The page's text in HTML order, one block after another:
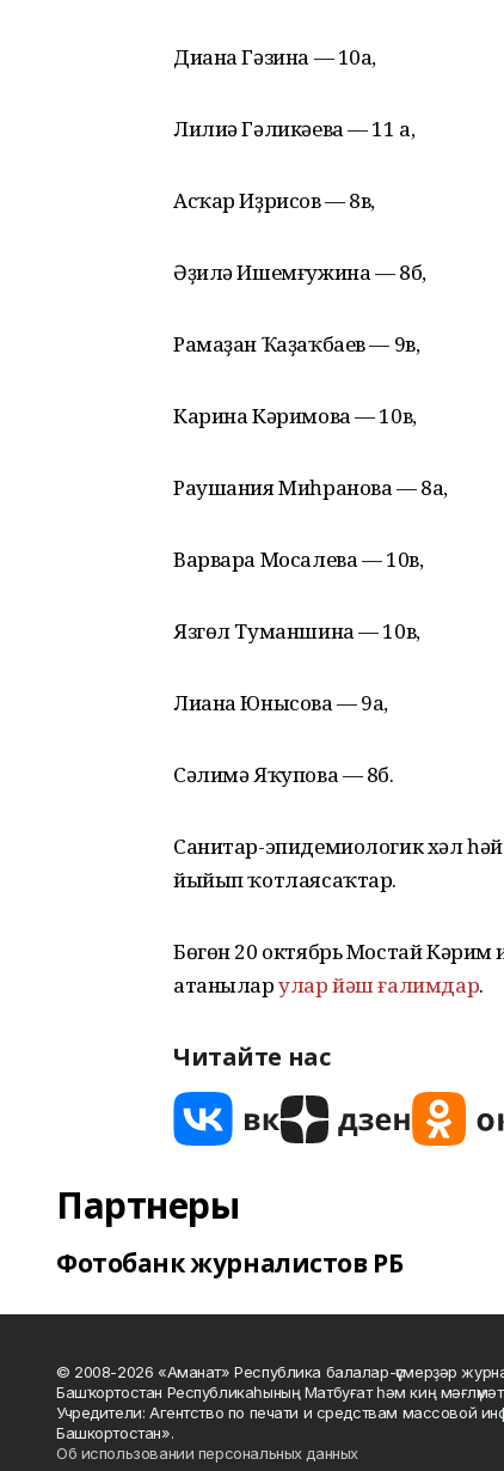
Диана Гәзина — 10а,
Лилиә Гәликәева — 11 а,
Асҡар Иҙрисов — 8в,
Әҙилә Ишемғужина — 8б,
Рамаҙан Ҡаҙаҡбаев — 9в,
Карина Кәримова — 10в,
Раушания Миһранова — 8а,
Варвара Мосалева — 10в,
Язгөл Туманшина — 10в,
Лиана Юнысова — 9а,
Сәлимә Яҡупова — 8б.
Санитар-эпидемиологик хәл
йыйып ҡотлаясаҡтар.
Бөгөн 20 октябрь Мостай
атаныларулар йәш ғалимдар.
Читайте нас
Партнеры
Фотобанк журналистов РБ
© 2008-2026 «Аманат» Республика балалар-үҫмерҙәр
Башҡортостан Республикаһының Матбуғат һәм киң
Учредители: Агентство по печати и средствам массовой
Башкортостан».
Об использовании персональных данных